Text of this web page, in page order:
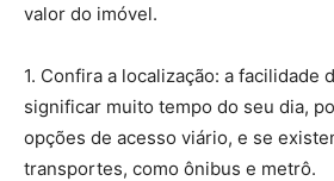
valor do imóvel.
1. Confira a localização: a facilidade
significar muito tempo do seu dia,
opções de acesso viário, e se
transportes, como ônibus e metrô.